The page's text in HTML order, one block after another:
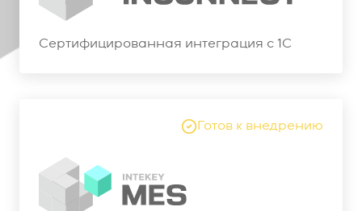
Сертифицированная интеграция с 1С
Готов к внедрению